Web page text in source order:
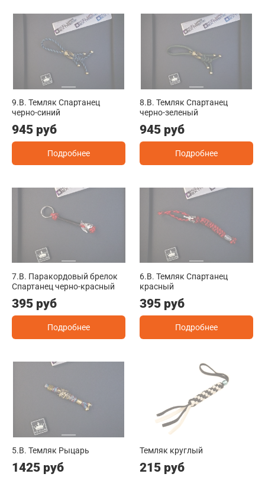
9.B. Темляк Спартанец
черно-синий
945 руб
Подробнее
8.B. Темляк Спартанец
черно-зеленый
945 руб
Подробнее
7.B. Паракордовый брелок
Спартанец черно-красный
395 руб
Подробнее
6.B. Темляк Спартанец
красный
395 руб
Подробнее
5.B. Темляк Рыцарь
1425 руб
Темляк круглый
215 руб